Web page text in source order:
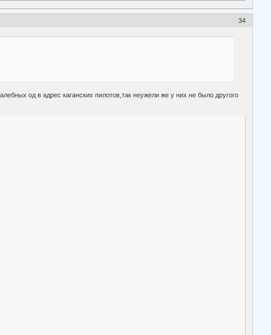
34
од в адрес каганских пилотов,так неужели же у них не было другого